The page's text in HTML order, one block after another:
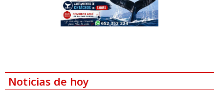
Noticias de hoy